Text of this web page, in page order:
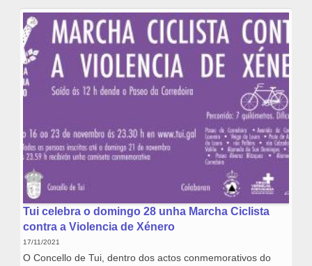
Tui celebra o domingo 28 unha Marcha Ciclista
contra a Violencia de Xénero
17/11/2021
O Concello de Tui, dentro dos actos conmemorativos do